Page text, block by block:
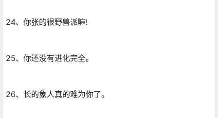
24、你张的很野兽派嘛!
25、你还没有进化完全。
26、长的象人真的难为你了。